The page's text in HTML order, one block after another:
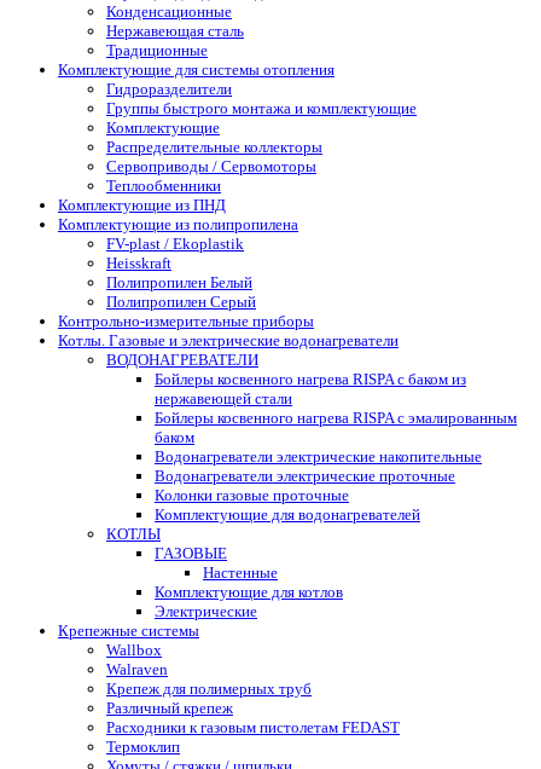
Конденсационные
Нержавеющая сталь
Традиционные
Комплектующие для системы отопления
Гидроразделители
Группы быстрого монтажа и комплектующие
Комплектующие
Распределительные коллекторы
Сервоприводы / Сервомоторы
Теплообменники
Комплектующие из ПНД
Комплектующие из полипропилена
FV-plast / Ekoplastik
Heisskraft
Полипропилен Белый
Полипропилен Серый
Контрольно-измерительные приборы
Котлы. Газовые и электрические водонагреватели
ВОДОНАГРЕВАТЕЛИ
Бойлеры косвенного нагрева RISPA с баком из
нержавеющей стали
Бойлеры косвенного нагрева RISPA с эмалированным
баком
Водонагреватели электрические накопительные
Водонагреватели электрические проточные
Колонки газовые проточные
Комплектующие для водонагревателей
КОТЛЫ
ГАЗОВЫЕ
Настенные
Комплектующие для котлов
Электрические
Крепежные системы
Wallbox
Walraven
Крепеж для полимерных труб
Различный крепеж
Расходники к газовым пистолетам FEDAST
Термоклип